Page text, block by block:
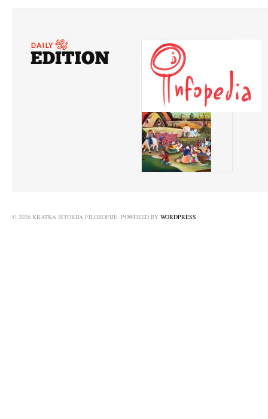
© 2026 KRATKA ISTORIJA FILOZOFIJE. POWERED BY WORDPRESS.